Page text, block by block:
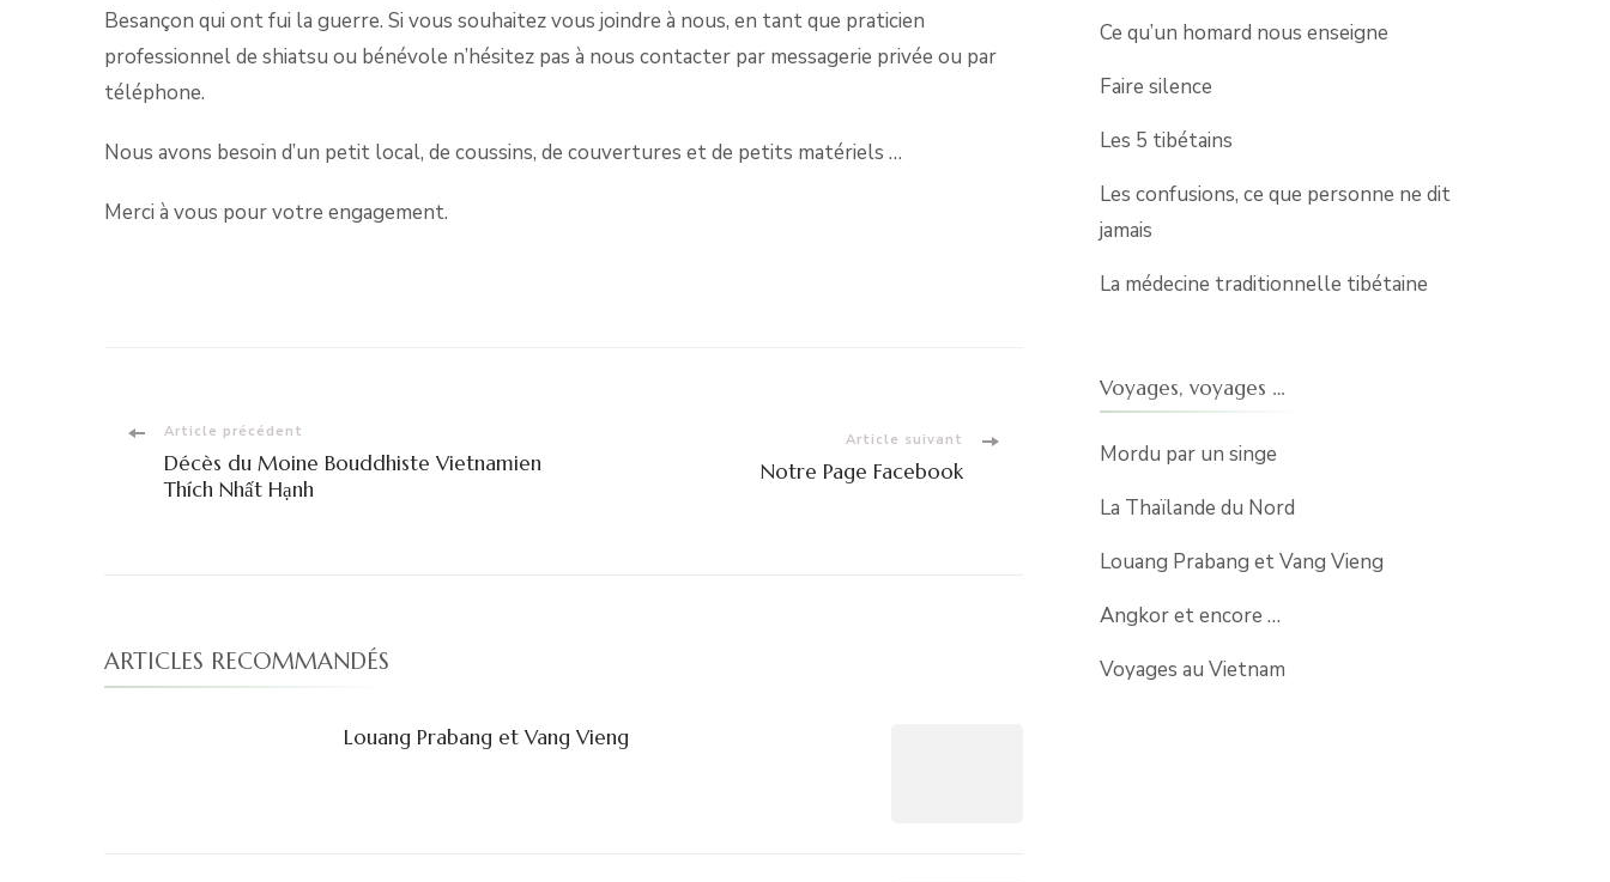
Besançon qui ont fui la guerre. Si vous souhaitez vous joindre à nous, en tant que praticien
professionnel de shiatsu ou bénévole n’hésitez pas à nous contacter par messagerie privée ou par
téléphone.
Nous avons besoin d’un petit local, de coussins, de couvertures et de petits matériels …
Merci à vous pour votre engagement.
Navigation
d'article
Article précédent
Décès du Moine Bouddhiste Vietnamien
Thích Nhất Hạnh
Article suivant
Notre Page Facebook
ARTICLES RECOMMANDÉS
Louang Prabang et Vang Vieng
Ce qu’un homard nous enseigne
Faire silence
Les 5 tibétains
Les confusions, ce que personne ne dit
jamais
La médecine traditionnelle tibétaine
Voyages, voyages …
Mordu par un singe
La Thaïlande du Nord
Louang Prabang et Vang Vieng
Angkor et encore …
Voyages au Vietnam